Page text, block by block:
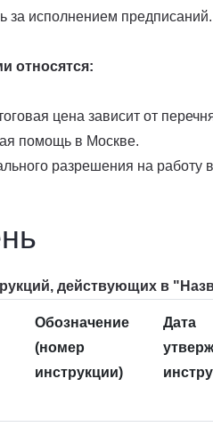
за исполнением предписаний.
относятся:
цена зависит от перечня
помощь в Москве.
разрешения на работу
действующих в
Обозначение
(номер
инструкции)
Дата